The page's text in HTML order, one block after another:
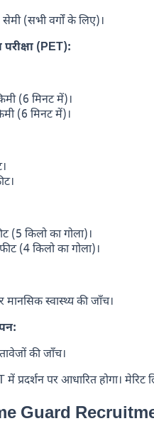
(सभी वर्गों के लिए)।
परीक्षा (PET):
(6 मिनट में)।
(6 मिनट में)।
(5 किलो का गोला)।
(4 किलो का गोला)।
मानसिक स्वास्थ्य की जाँच।
की जाँच।
प्रदर्शन पर आधारित होगा।
Guard